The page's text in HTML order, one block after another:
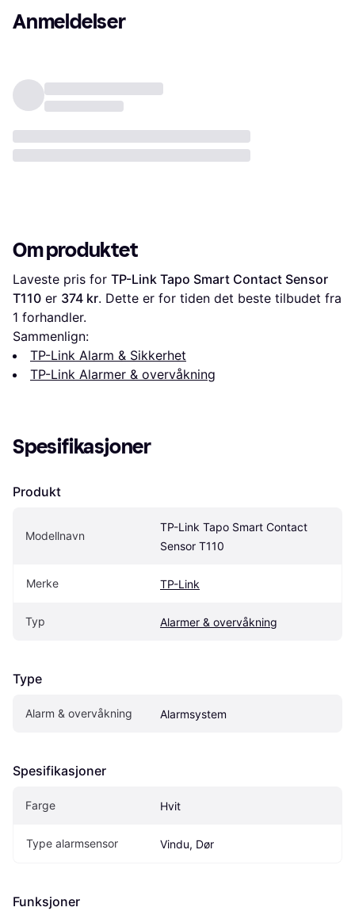
Anmeldelser
Om produktet
Laveste pris for TP-Link Tapo Smart Contact Sensor
T110 er 374 kr. Dette er for tiden det beste tilbudet fra
1 forhandler.
Sammenlign:
TP-Link Alarm & Sikkerhet
TP-Link Alarmer & overvåkning
Spesifikasjoner
Produkt
Modellnavn
TP-Link Tapo Smart Contact
Sensor T110
Merke TP-Link
Typ Alarmer & overvåkning
Type
Alarm & overvåkning Alarmsystem
Spesifikasjoner
Farge Hvit
Type alarmsensor Vindu, Dør
Funksjoner